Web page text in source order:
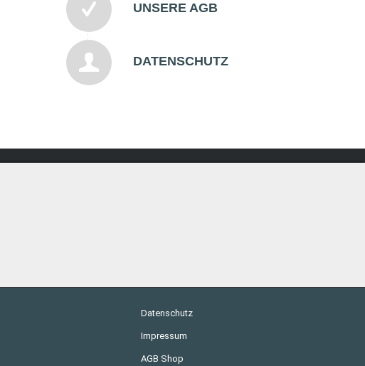
UNSERE AGB
DATENSCHUTZ
Datenschutz
Impressum
AGB Shop